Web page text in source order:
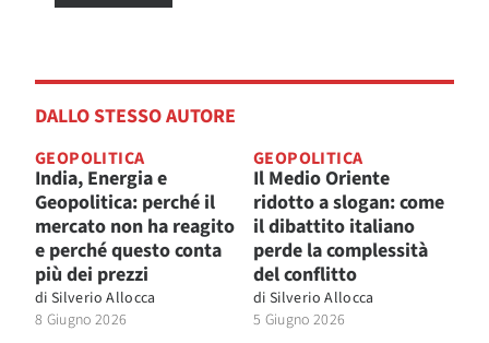
DALLO STESSO AUTORE
GEOPOLITICA
India, Energia e
Geopolitica: perché il
mercato non ha reagito
e perché questo conta
più dei prezzi
di Silverio Allocca
8 Giugno 2026
GEOPOLITICA
Il Medio Oriente
ridotto a slogan: come
il dibattito italiano
perde la complessità
del conflitto
di Silverio Allocca
5 Giugno 2026